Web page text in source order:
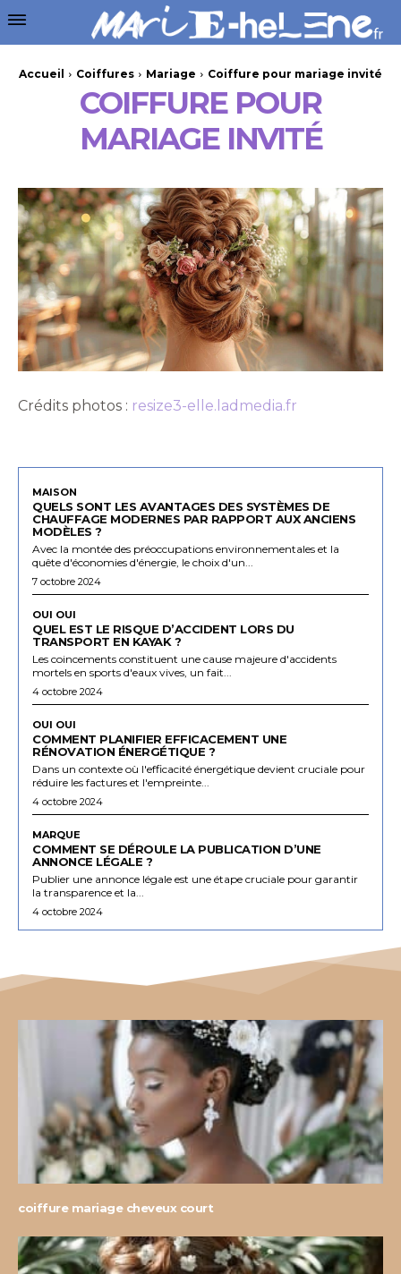
Accueil Coiffures Mariage Coiffure pour mariage invité
COIFFURE POUR
MARIAGE INVITÉ
Crédits photos : resize3-elle.ladmedia.fr
MAISON
QUELS SONT LES AVANTAGES DES SYSTÈMES DE
CHAUFFAGE MODERNES PAR RAPPORT AUX ANCIENS
MODÈLES ?
Avec la montée des préoccupations environnementales et la
quête d'économies d'énergie, le choix d'un...
7 octobre 2024
OUI OUI
QUEL EST LE RISQUE D’ACCIDENT LORS DU
TRANSPORT EN KAYAK ?
Les coincements constituent une cause majeure d'accidents
mortels en sports d'eaux vives, un fait...
4 octobre 2024
OUI OUI
COMMENT PLANIFIER EFFICACEMENT UNE
RÉNOVATION ÉNERGÉTIQUE ?
Dans un contexte où l'efficacité énergétique devient cruciale pour
réduire les factures et l'empreinte...
4 octobre 2024
MARQUE
COMMENT SE DÉROULE LA PUBLICATION D’UNE
ANNONCE LÉGALE ?
Publier une annonce légale est une étape cruciale pour garantir
la transparence et la...
4 octobre 2024
coiffure mariage cheveux court